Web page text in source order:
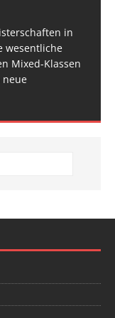
in
wesentliche
Mixed-Klassen
neue
und
zu geben.
waren
die deutsche
an der Riß
standen die